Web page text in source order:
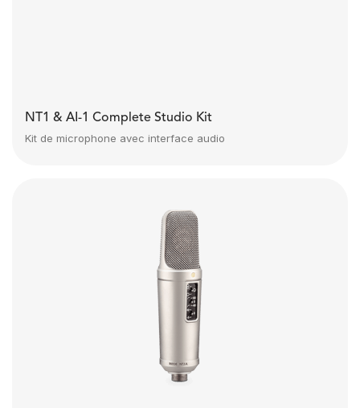
NT1 & AI-1 Complete Studio Kit
Kit de microphone avec interface audio